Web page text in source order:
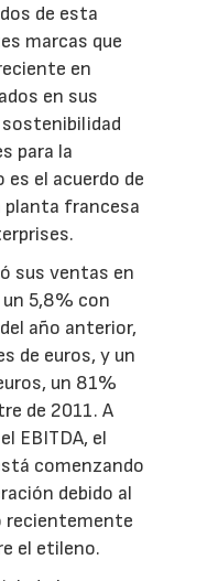
de esta
marcas que
en
en sus
para la
el acuerdo de
francesa
sus ventas en
5,8% con
año anterior,
de euros, y un
un 81%
de 2011. A
EBITDA, el
comenzando
debido al
recientemente
el etileno.